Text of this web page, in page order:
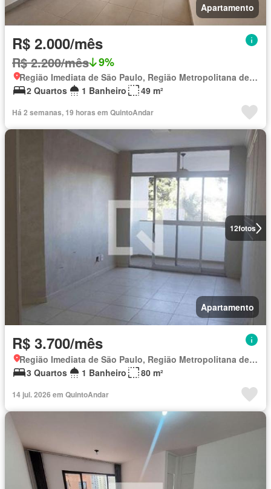
Apartamento
R$ 2.000/mês
R$ 2.200/mês 9%
Região Imediata de São Paulo, Região Metropolitana de São Paulo
2 Quartos
1 Banheiro 49 m²
Há 2 semanas, 19 horas em QuintoAndar
12fotos
Apartamento
R$ 3.700/mês
Região Imediata de São Paulo, Região Metropolitana de São Paulo
3 Quartos
1 Banheiro 80 m²
14 jul. 2026 em QuintoAndar